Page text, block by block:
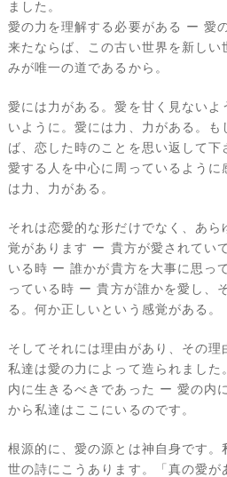
ました。
愛の力を理解する必要がある ー 愛
来たならば、この古い世界を新し
みが唯一の道であるから。
愛には力がある。愛を甘く見ないよ
いように。愛には力、力がある。
ば、恋した時のことを思い返して
愛する人を中心に周っているように
は力、力がある。
それは恋愛的な形だけでなく、あ
覚があります ー 貴方が愛されてい
いる時 ー 誰かが貴方を大事に思っ
っている時 ー 貴方が誰かを愛し、
る。何か正しいという感覚がある。
そしてそれには理由があり、その理
私達は愛の力によって造られまし
内に生きるべきであった ー 愛の内
から私達はここにいるのです。
根源的に、愛の源とは神自身です。
世の詩にこうあります。「真の愛